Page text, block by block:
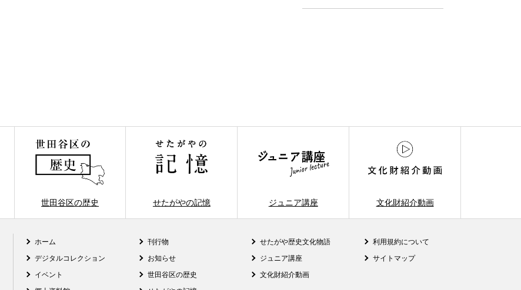
世田谷区の歴史 せたがやの記憶 ジュニア講座 文化財紹介動画
ホーム
デジタルコレクション
イベント
刊行物
お知らせ
世田谷区の歴史
せたがや歴史文化物語
ジュニア講座
文化財紹介動画
利用規約について
サイトマップ